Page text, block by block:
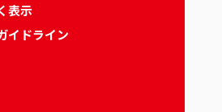
表示
イドライン